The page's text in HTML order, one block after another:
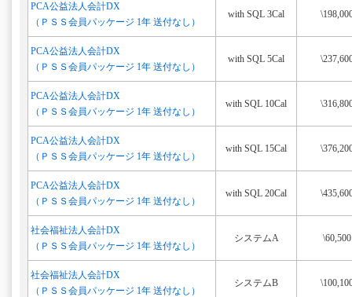
PCA公益法人会計DX
（ＰＳＳ会員パッケージ 1年 送付なし）
with SQL 3Cal
PCA公益法人会計DX
（ＰＳＳ会員パッケージ 1年 送付なし）
with SQL 5Cal
PCA公益法人会計DX
（ＰＳＳ会員パッケージ 1年 送付なし）
with SQL 10Cal
PCA公益法人会計DX
（ＰＳＳ会員パッケージ 1年 送付なし）
with SQL 15Cal
PCA公益法人会計DX
（ＰＳＳ会員パッケージ 1年 送付なし）
with SQL 20Cal
社会福祉法人会計DX
（ＰＳＳ会員パッケージ 1年 送付なし）
システムA \60,500
社会福祉法人会計DX
（ＰＳＳ会員パッケージ 1年 送付なし）
システムB